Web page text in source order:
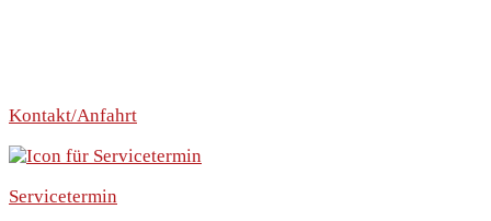
Kontakt/Anfahrt
Servicetermin